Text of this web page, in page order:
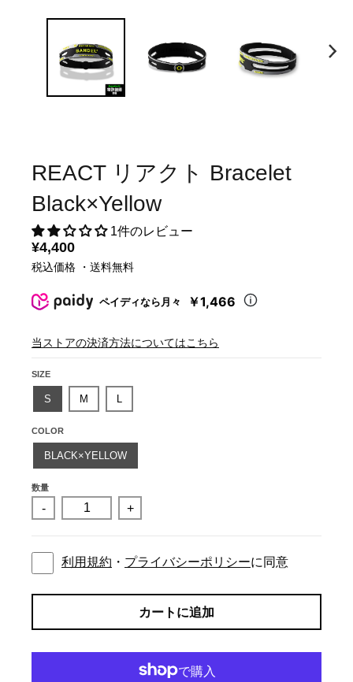
REACT リアクト Bracelet
Black×Yellow
1件のレビュー
¥4,400
税込価格 ・送料無料
ペイディなら月々 ￥1,466
当ストアの決済方法についてはこちら
SIZE
S M L
COLOR
BLACK×YELLOW
数量
- +
利用規約 ・ プライバシーポリシーに同意
カートに追加